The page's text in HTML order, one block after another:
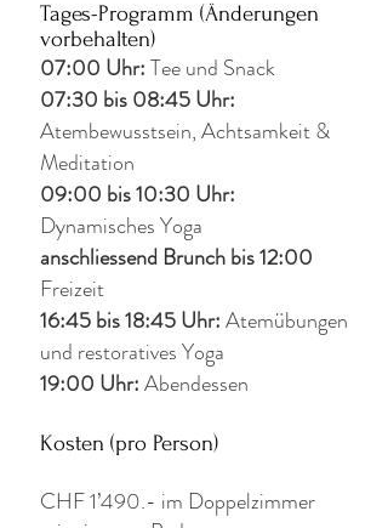
Tages-Programm (Änderungen
vorbehalten)
07:00 Uhr:Tee und Snack
07:30 bis 08:45 Uhr:
Atembewusstsein, Achtsamkeit &
Meditation
09:00 bis 10:30 Uhr:
Dynamisches Yoga
anschliessend Brunch bis 12:00
Freizeit
16:45 bis 18:45 Uhr:Atemübungen
und restoratives Yoga
19:00 Uhr:Abendessen
Kosten (pro Person)
CHF 1’490.- im Doppelzimmer